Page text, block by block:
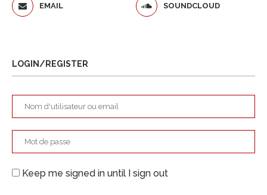
EMAIL SOUNDCLOUD
LOGIN/REGISTER
Keep me signed in until I sign out